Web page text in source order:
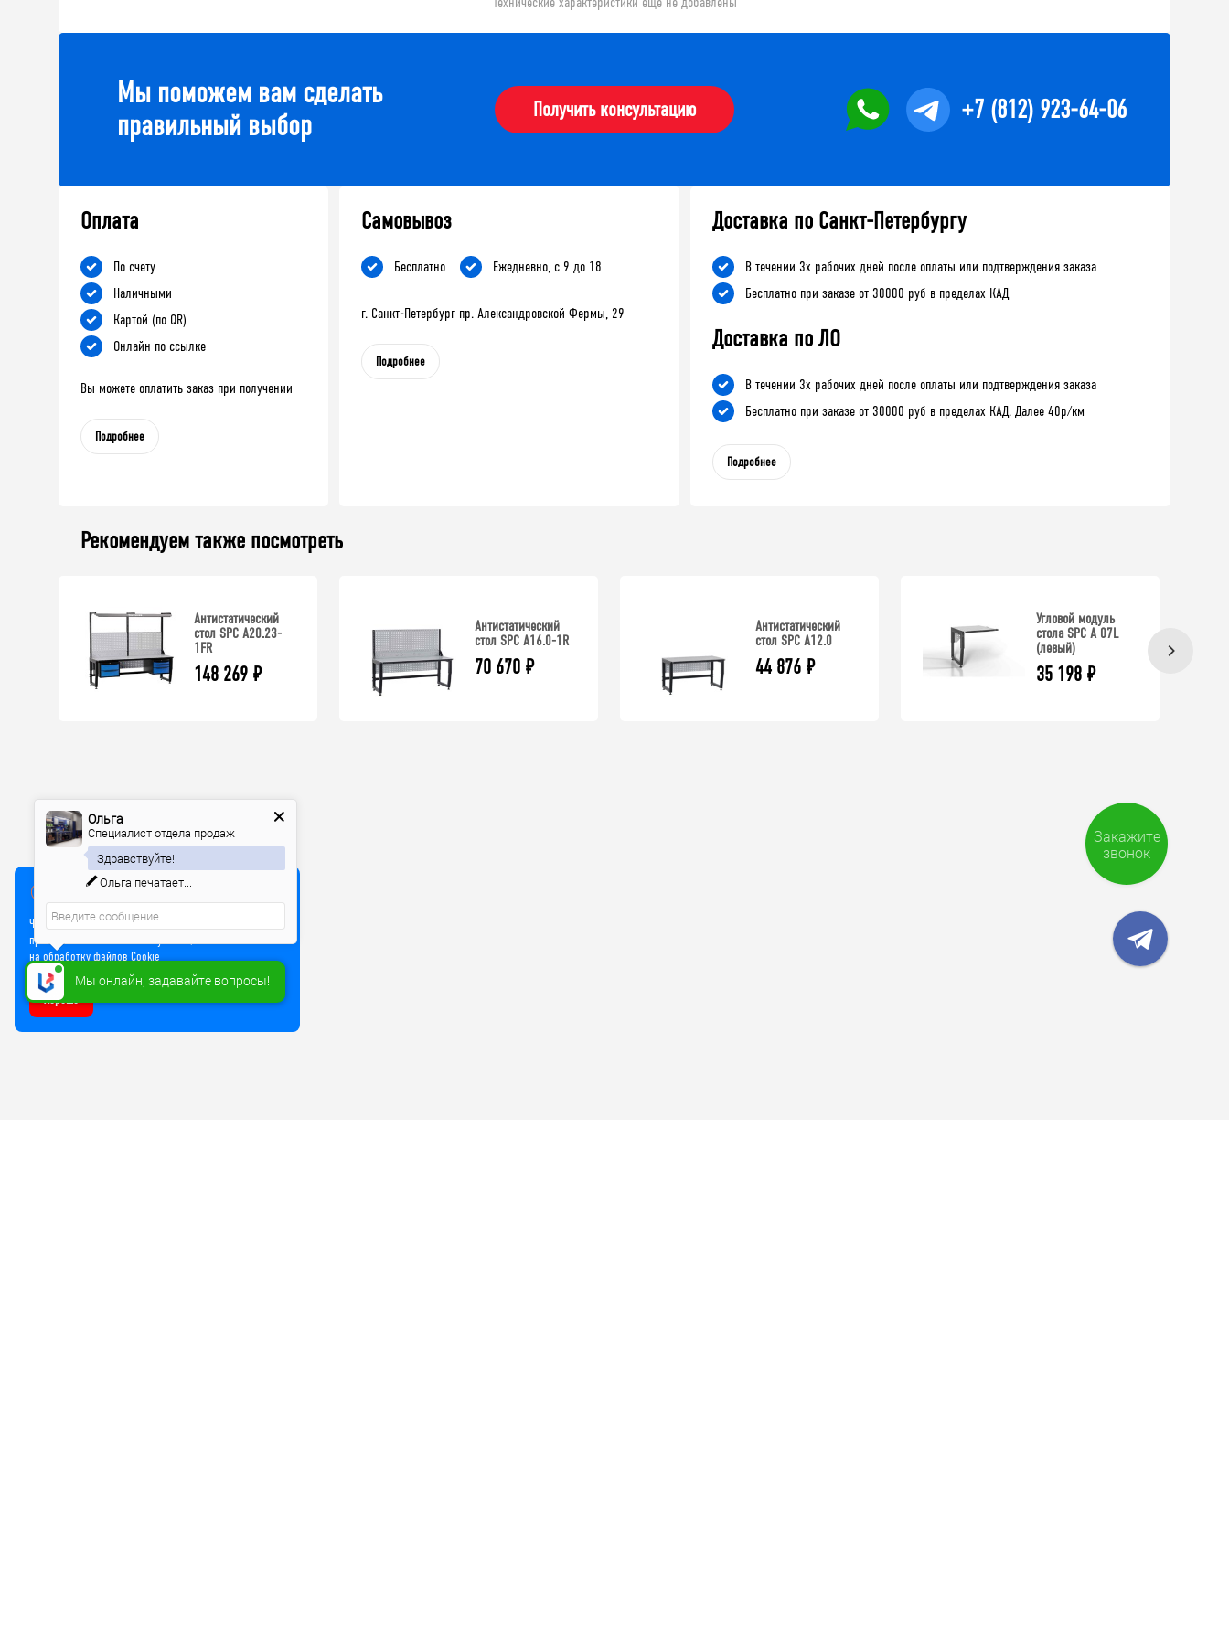
Мы поможем вам сделать
правильный выбор
Получить консультацию +7 (812) 923-64-06
Оплата
По счету
Наличными
Картой (по QR)
Онлайн по ссылке
Вы можете оплатить заказ при получении
Подробнее
Самовывоз
Бесплатно Ежедневно, с 9 до 18
г. Санкт-Петербург пр. Александровской Фермы, 29
Подробнее
Доставка по Санкт-Петербургу
В течении 3х рабочих дней после оплаты или подтверждения заказа
Бесплатно при заказе от 30000 руб в пределах КАД
Доставка по ЛО
В течении 3х рабочих дней после оплаты или подтверждения заказа
Бесплатно при заказе от 30000 руб в пределах КАД. Далее 40р/км
Подробнее
Рекомендуем также посмотреть
Антистатический
стол SPC A20.23-
1FR
148 269 ₽
Антистатический
стол SPC A16.0-1R
70 670 ₽
Антистатический
стол SPC A12.0
44 876 ₽
Угловой модуль
стола SPC А 07L
(левый)
35 198 ₽
Мы используем куки
Чтобы улучшить работу сайта, мы используем Cookie и
прочие технологии. Используя сайт, вы соглашаетесь
на обработку файлов Cookie
Хорошо
Закажите
звонок
Мы онлайн, задавайте вопросы!
Ольга
Специалист отдела продаж
Здравствуйте!
Ольга печатает...